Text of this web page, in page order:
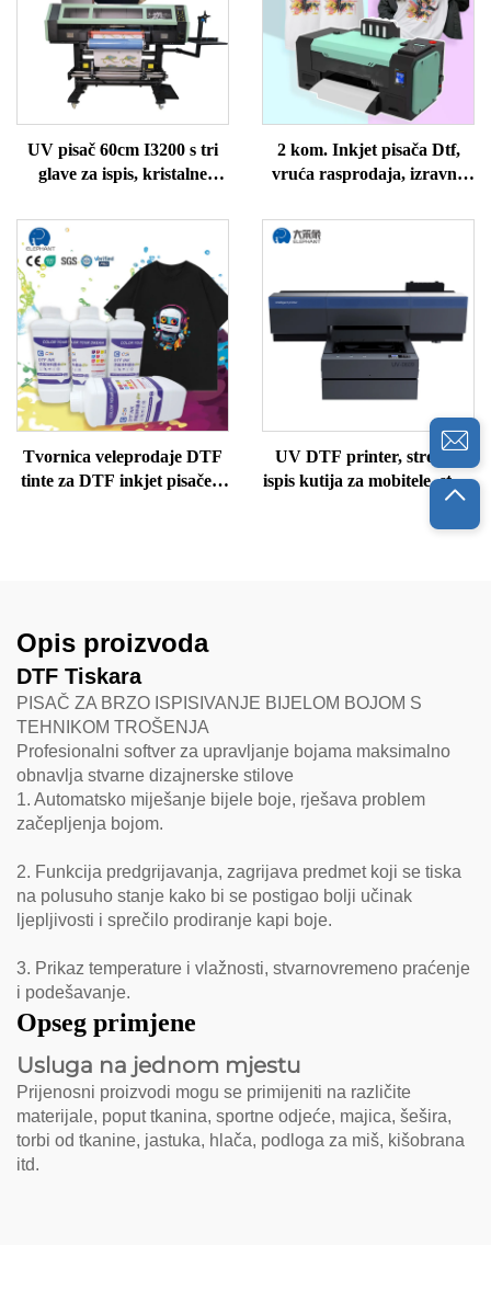
UV pisač 60cm I3200 s tri
glave za ispis, kristalne
DTF pisač za ispis na
staklokeramičko-akrilno
staklo
2 kom. Inkjet pisača Dtf,
vruća rasprodaja, izravno
pisač, stroj za ispis
Tvornica veleprodaje DTF
tinte za DTF inkjet pisače u
UV DTF printer, stroj za
ispis kutija za mobitele, stroj
za ispis šalica, UV DTF
printer, višebojni UV
Opis proizvoda
DTF Tiskara
PISAČ ZA BRZO ISPISIVANJE BIJELOM BOJOM S
TEHNIKOM TROŠENJA
Profesionalni softver za upravljanje bojama maksimalno
obnavlja stvarne dizajnerske stilove
1. Automatsko miješanje bijele boje, rješava problem
začepljenja bojom.
2. Funkcija predgrijavanja, zagrijava predmet koji se tiska
na polusuho stanje kako bi se postigao bolji učinak
ljepljivosti i sprečilo prodiranje kapi boje.
3. Prikaz temperature i vlažnosti, stvarnovremeno praćenje
i podešavanje.
Opseg primjene
Usluga na jednom mjestu
Prijenosni proizvodi mogu se primijeniti na različite
materijale, poput tkanina, sportne odjeće, majica, šešira,
torbi od tkanine, jastuka, hlača, podloga za miš, kišobrana
itd.